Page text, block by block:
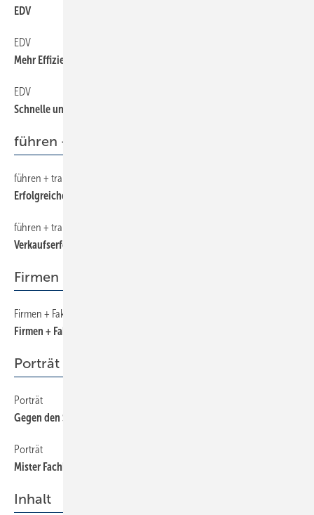
EDV
EDV
Mehr Effizienz im Kundendienst
EDV
Schnelle und übersichtliche Kalkulation
führen + trainieren
führen + trainieren
Erfolgreicher Umgang mit Kunden
führen + trainieren
Verkaufserfolge mit System
Firmen + Fakten
Firmen + Fakten
Firmen + Fakten
Porträt
Porträt
Gegen den Strom erfolgreich
Porträt
Mister Fachbuch geht in Rente
Inhalt